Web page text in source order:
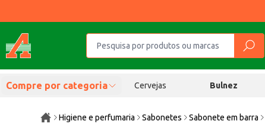
Compre por categoria Cervejas Bulnez
Higiene e perfumaria Sabonetes Sabonete em barra